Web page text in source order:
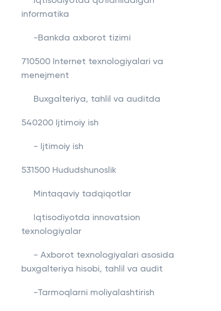
informatika
-Bankda axborot tizimi
710500 Internet texnologiyalari va
menejment
Buxgalteriya, tahlil va auditda
540200 Ijtimoiy ish
- Ijtimoiy ish
531500 Hududshunoslik
Mintaqaviy tadqiqotlar
Iqtisodiyotda innovatsion
texnologiyalar
- Axborot texnologiyalari asosida
buxgalteriya hisobi, tahlil va audit
-Tarmoqlarni moliyalashtirish